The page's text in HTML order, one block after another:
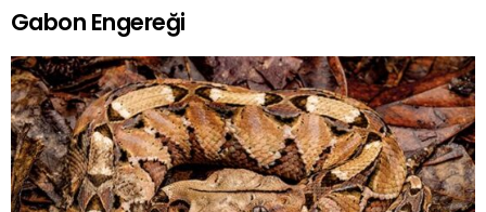
Gabon Engereği